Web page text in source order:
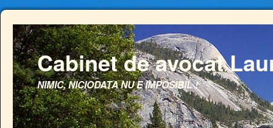
Cabinet de avocat
NIMIC, NICIODATA NU E IMPOSIBIL !